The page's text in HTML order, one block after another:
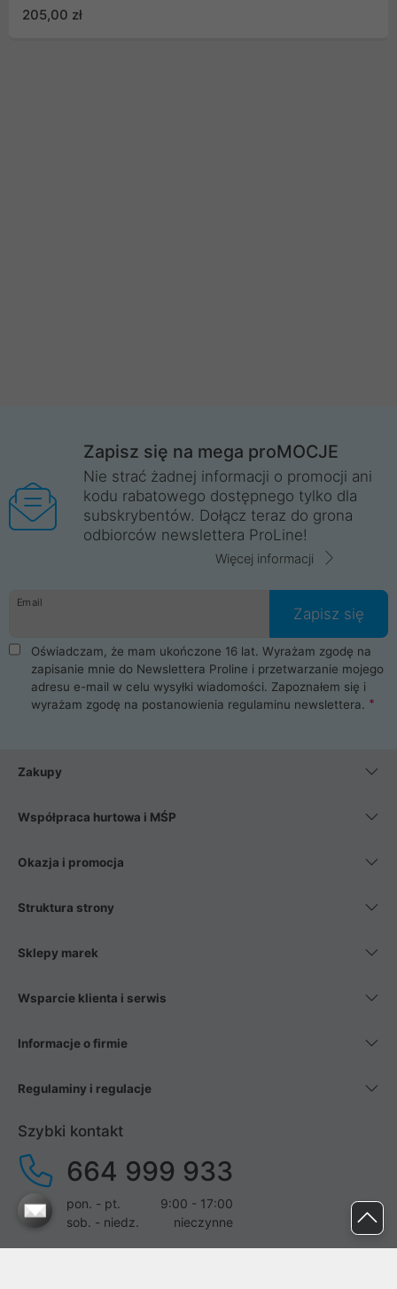
205,00 zł
Zapisz się na mega proMOCJE
Nie strać żadnej informacji o promocji ani
kodu rabatowego dostępnego tylko dla
subskrybentów. Dołącz teraz do grona
odbiorców newslettera ProLine!
Więcej informacji
Email
Zapisz się
Oświadczam, że mam ukończone 16 lat. Wyrażam zgodę na
zapisanie mnie do Newslettera Proline i przetwarzanie mojego
adresu e-mail w celu wysyłki wiadomości. Zapoznałem się i
wyrażam zgodę na postanowienia regulaminu newslettera.
Zakupy
Współpraca hurtowa i MŚP
Okazja i promocja
Struktura strony
Sklepy marek
Wsparcie klienta i serwis
Informacje o firmie
Regulaminy i regulacje
Szybki kontakt
664 999 933
pon. - pt.
9:00 - 17:00
sob. - niedz.
nieczynne